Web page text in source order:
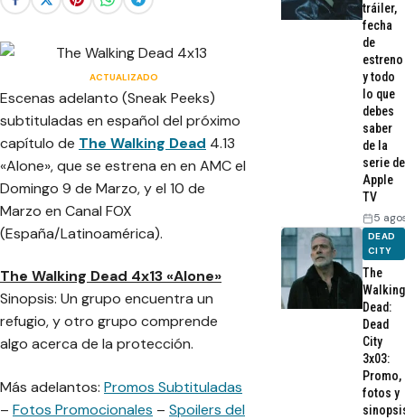
ACTUALIZADO
Escenas adelanto (Sneak Peeks)
subtituladas en español del próximo
capítulo de The Walking Dead 4.13
«Alone», que se estrena en en AMC el
Domingo 9 de Marzo, y el 10 de
Marzo en Canal FOX
(España/Latinoamérica).
The Walking Dead 4x13 «Alone»
Sinopsis: Un grupo encuentra un
refugio, y otro grupo comprende
algo acerca de la protección.
Más adelantos: Promos Subtituladas
– Fotos Promocionales – Spoilers del
tráiler,
fecha
de
estreno
y todo
lo que
debes
saber
de la
serie de
Apple
TV
5
DEAD
CITY
The
Walking
Dead:
Dead
City
3x03:
Promo,
fotos y